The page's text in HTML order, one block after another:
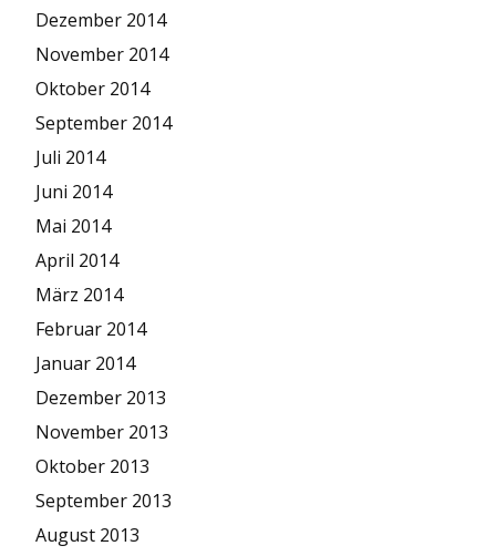
Dezember 2014
November 2014
Oktober 2014
September 2014
Juli 2014
Juni 2014
Mai 2014
April 2014
März 2014
Februar 2014
Januar 2014
Dezember 2013
November 2013
Oktober 2013
September 2013
August 2013